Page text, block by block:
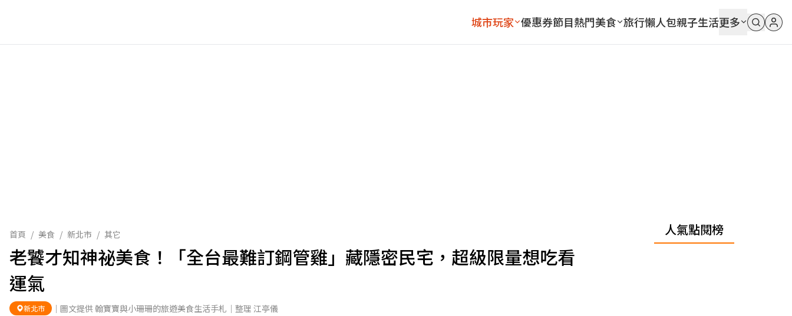
城市玩家 優惠券節目熱門美食 旅行懶人包親子生活更多
首頁 / 美食 / 新北市 / 其它
老饕才知神祕美食！「全台最難訂鋼管雞」藏隱密民宅，超級限量想吃看
運氣
新北市 ｜圖文提供 翰寶寶與小珊珊的旅遊美食生活手札｜整理 江亭儀
人氣點閱榜